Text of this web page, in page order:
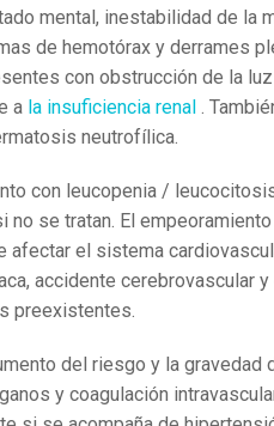
mental, inestabilidad de la
de hemotórax y derrames
con obstrucción de la
a la insuficiencia renal .
neutrofílica.
con leucopenia /
se tratan. El
el sistema
accidente cerebrovascular
preexistentes.
del riesgo y la gravedad
y coagulación